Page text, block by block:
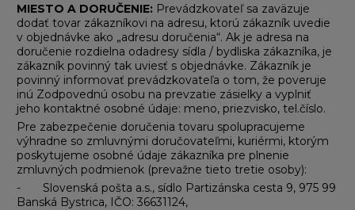
MIESTO A DORUČENIE: Prevádzkovateľ sa zaväzuje
dodať tovar zákazníkovi na adresu, ktorú zákazník uvedie
v objednávke ako „adresu doručenia“. Ak je adresa na
doručenie rozdielna odadresy sídla / bydliska zákazníka, je
zákazník povinný tak uviesť s objednávke. Zákazník je
povinný informovať prevádzkovateľa o tom, že poveruje
inú Zodpovednú osobu na prevzatie zásielky a vyplniť
jeho kontaktné osobné údaje: meno, priezvisko, tel.číslo.
Pre zabezpečenie doručenia tovaru spolupracujeme
výhradne so zmluvnými doručovateľmi, kuriérmi, ktorým
poskytujeme osobné údaje zákazníka pre plnenie
zmluvných podmienok (prevažne tieto tretie osoby):
- Slovenská pošta a.s., sídlo Partizánska cesta 9, 975 99
Banská Bystrica, IČO: 36631124,